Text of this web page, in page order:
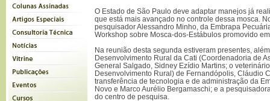
O Estado de São Paulo deve adaptar manejos já
que está mais avançado no controle dessa mosca.
pesquisador Alessandro Minho, da Embrapa
Workshop sobre Mosca-dos-Estábulos promovido
Na reunião desta segunda estiveram presentes,
Desenvolvimento Rural da Cati (Coordenadoria de
General Salgado, Sidney Ezídio Martins; o
Desenvolvimento Rural) de Fernandópolis, Cláudio
transferência de tecnologia e de administração da
Novo e Marco Aurélio Bergamaschi; e a
do centro de pesquisa.